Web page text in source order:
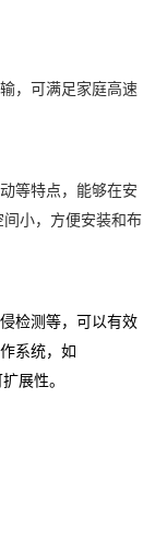
，可满足家庭高速
等特点，能够在安
小，方便安装和布
检测等，可以有效
系统，如
展性。